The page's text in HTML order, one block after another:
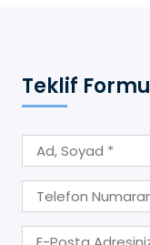
Teklif Formu